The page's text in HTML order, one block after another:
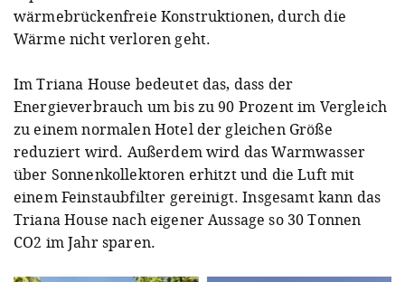
wärmebrückenfreie Konstruktionen, durch die
Wärme nicht verloren geht.
Im Triana House bedeutet das, dass der
Energieverbrauch um bis zu 90 Prozent im Vergleich
zu einem normalen Hotel der gleichen Größe
reduziert wird. Außerdem wird das Warmwasser
über Sonnenkollektoren erhitzt und die Luft mit
einem Feinstaubfilter gereinigt. Insgesamt kann das
Triana House nach eigener Aussage so 30 Tonnen
CO2 im Jahr sparen.